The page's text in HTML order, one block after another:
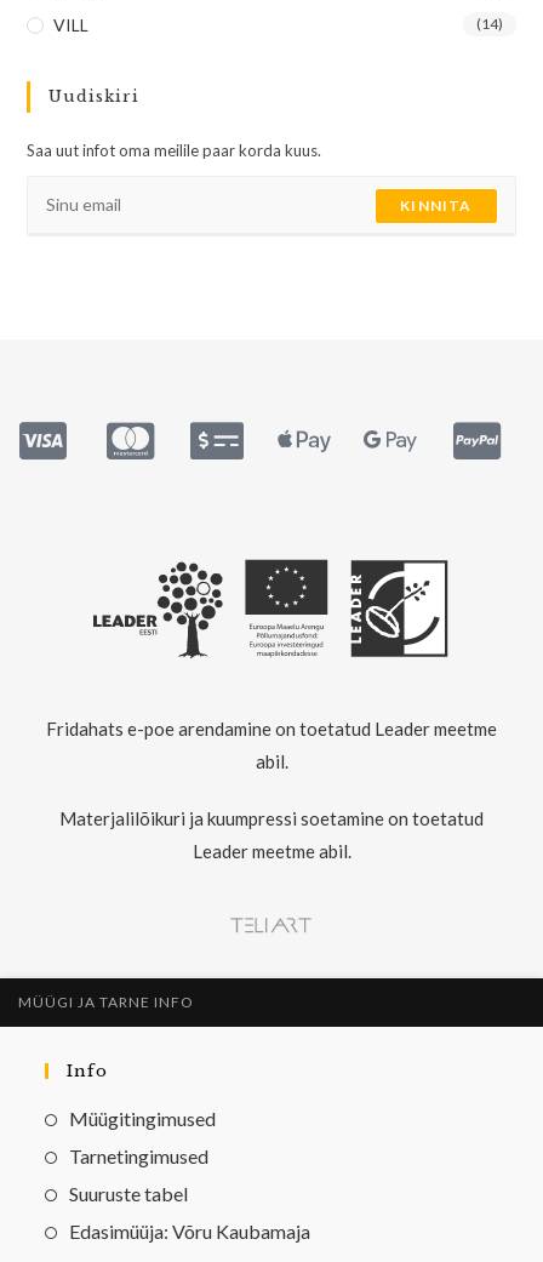
VILL (14)
Uudiskiri
Saa uut infot oma meilile paar korda kuus.
KINNITA
Fridahats e-poe arendamine on toetatud Leader meetme
abil.
Materjalilõikuri ja kuumpressi soetamine on toetatud
Leader meetme abil.
MÜÜGI JA TARNE INFO
Info
Müügitingimused
Tarnetingimused
Suuruste tabel
Edasimüüja: Võru Kaubamaja